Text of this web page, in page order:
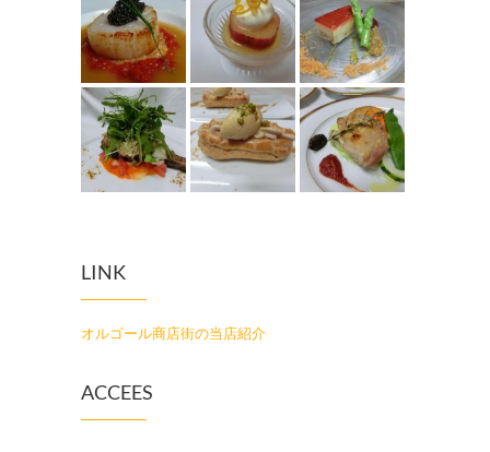
LINK
オルゴール商店街の当店紹介
ACCEES